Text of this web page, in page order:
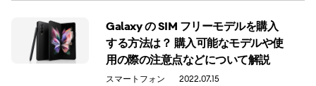
Galaxy の SIM フリーモデルを購入
する方法は？ 購入可能なモデルや使
用の際の注意点などについて解説
スマートフォン 2022.07.15